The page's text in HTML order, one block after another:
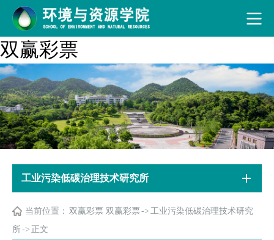
双赢彩票
工业污染低碳治理技术研究所
当前位置： 双赢彩票 双赢彩票-> 工业污染低碳治理技术研究
所-> 正文